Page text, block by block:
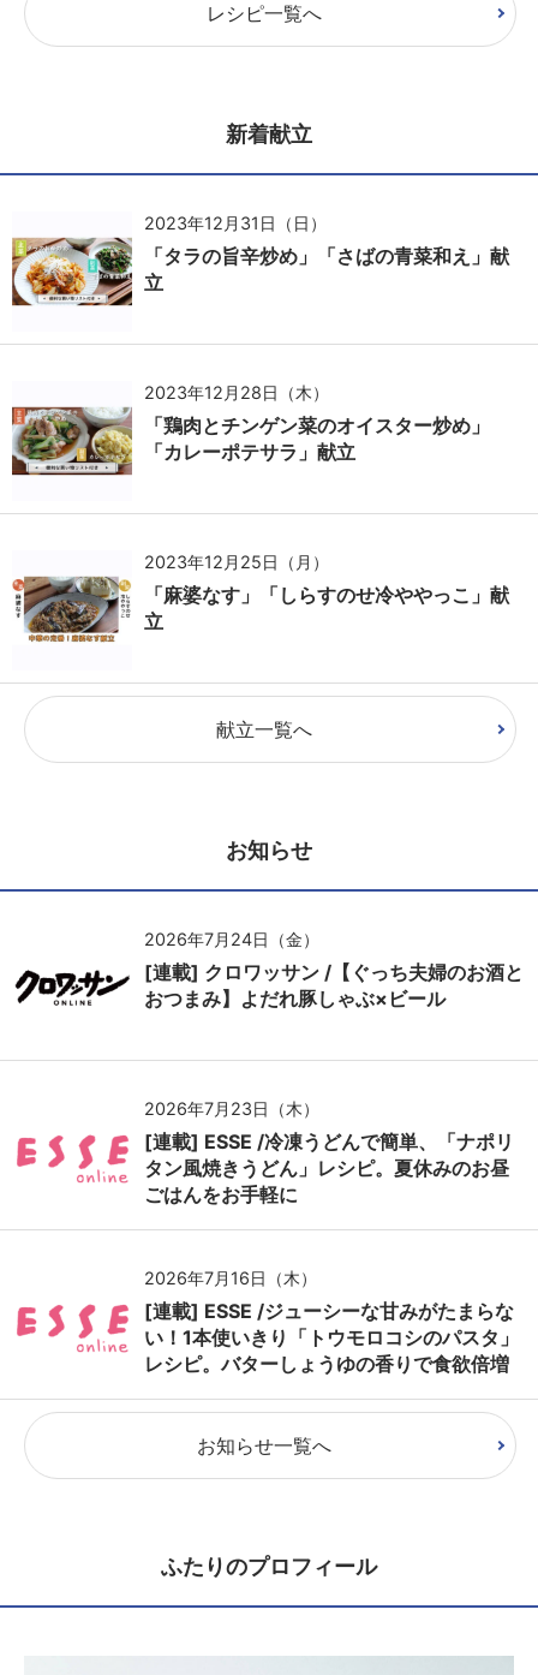
レシピ一覧へ
新着献立
2023年12月31日（日）
「タラの旨辛炒め」「さばの青菜和え」献
立
2023年12月28日（木）
「鶏肉とチンゲン菜のオイスター炒め」
「カレーポテサラ」献立
2023年12月25日（月）
「麻婆なす」「しらすのせ冷ややっこ」献
立
献立一覧へ
お知らせ
2026年7月24日（金）
[連載] クロワッサン /【ぐっち夫婦のお酒と
おつまみ】よだれ豚しゃぶ×ビール
2026年7月23日（木）
[連載] ESSE /冷凍うどんで簡単、「ナポリ
タン風焼きうどん」レシピ。夏休みのお昼
ごはんをお手軽に
2026年7月16日（木）
[連載] ESSE /ジューシーな甘みがたまらな
い！1本使いきり「トウモロコシのパスタ」
レシピ。バターしょうゆの香りで食欲倍増
お知らせ一覧へ
ふたりのプロフィール